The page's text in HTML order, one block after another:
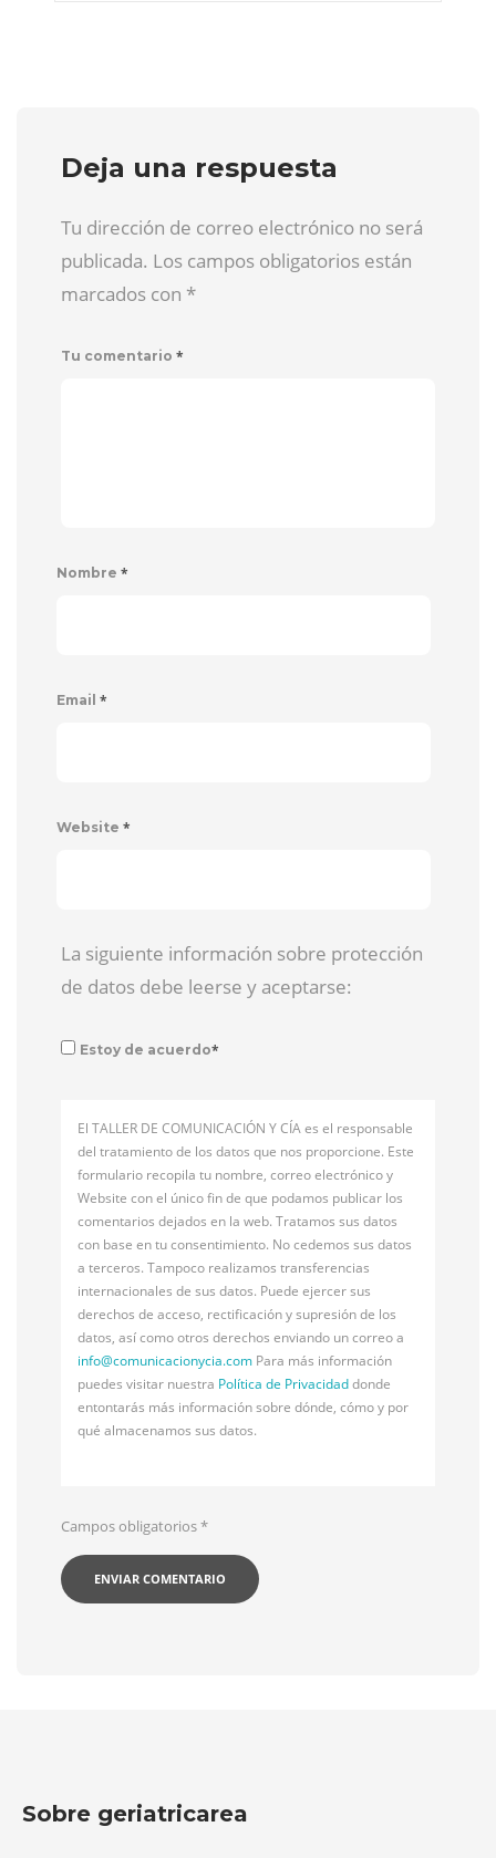
Deja una respuesta
Tu dirección de correo electrónico no será
publicada. Los campos obligatorios están
marcados con *
Tu comentario *
Nombre *
Email *
Website *
La siguiente información sobre protección
de datos debe leerse y aceptarse:
Estoy de acuerdo*
El TALLER DE COMUNICACIÓN Y CÍA es el responsable
del tratamiento de los datos que nos proporcione. Este
formulario recopila tu nombre, correo electrónico y
Website con el único fin de que podamos publicar los
comentarios dejados en la web. Tratamos sus datos
con base en tu consentimiento. No cedemos sus datos
a terceros. Tampoco realizamos transferencias
internacionales de sus datos. Puede ejercer sus
derechos de acceso, rectificación y supresión de los
datos, así como otros derechos enviando un correo a
info@comunicacionycia.com Para más información
puedes visitar nuestra Política de Privacidaddonde
entontarás más información sobre dónde, cómo y por
qué almacenamos sus datos.
Campos obligatorios*
Sobre geriatricarea